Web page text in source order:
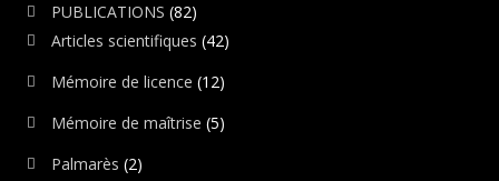
PUBLICATIONS (82)
Articles scientifiques (42)
Mémoire de licence (12)
Mémoire de maîtrise (5)
Palmarès (2)